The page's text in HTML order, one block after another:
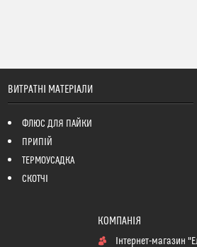
ВИТРАТНІ МАТЕРІАЛИ
ФЛЮС ДЛЯ ПАЙКИ
ПРИПІЙ
ТЕРМОУСАДКА
СКОТЧІ
Інтернет-магазин